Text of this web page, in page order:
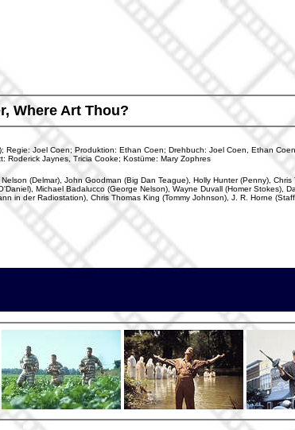
Where Art Thou?
Joel Coen; Produktion: Ethan Coen; Drehbuch: Joel Coen, Ethan
Roderick Jaynes, Tricia Cooke; Kostüme: Mary Zophres
(Delmar), John Goodman (Big Dan Teague), Holly Hunter (Penny), Chris
Michael Badalucco (George Nelson), Wayne Duvall (Homer Stokes),
in der Radiostation), Chris Thomas King (Tommy Johnson), J. R. Horne